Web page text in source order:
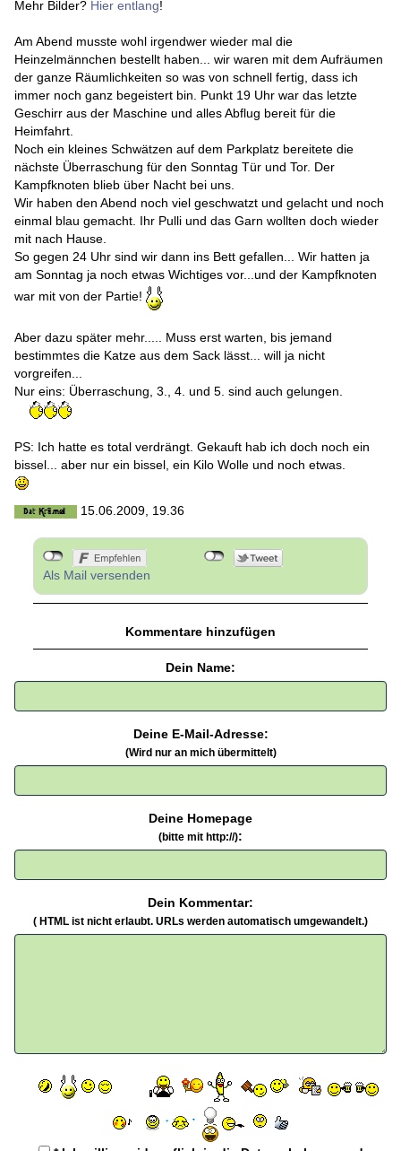
Mehr Bilder? Hier entlang!
Am Abend musste wohl irgendwer wieder mal die
Heinzelmännchen bestellt haben... wir waren mit dem Aufräumen
der ganze Räumlichkeiten so was von schnell fertig, dass ich
immer noch ganz begeistert bin. Punkt 19 Uhr war das letzte
Geschirr aus der Maschine und alles Abflug bereit für die
Heimfahrt.
Noch ein kleines Schwätzen auf dem Parkplatz bereitete die
nächste Überraschung für den Sonntag Tür und Tor. Der
Kampfknoten blieb über Nacht bei uns.
Wir haben den Abend noch viel geschwatzt und gelacht und noch
einmal blau gemacht. Ihr Pulli und das Garn wollten doch wieder
mit nach Hause.
So gegen 24 Uhr sind wir dann ins Bett gefallen... Wir hatten ja
am Sonntag ja noch etwas Wichtiges vor...und der Kampfknoten
war mit von der Partie!
Aber dazu später mehr..... Muss erst warten, bis jemand
bestimmtes die Katze aus dem Sack lässt... will ja nicht
vorgreifen...
Nur eins: Überraschung, 3., 4. und 5. sind auch gelungen.
PS: Ich hatte es total verdrängt. Gekauft hab ich doch noch ein
bissel... aber nur ein bissel, ein Kilo Wolle und noch etwas.
15.06.2009, 19.36
Als Mail versenden
Kommentare hinzufügen
Dein Name:
Deine E-Mail-Adresse:
(Wird nur an mich übermittelt)
Deine Homepage
(bitte mit http://):
Dein Kommentar:
( HTML ist nicht erlaubt. URLs werden automatisch umgewandelt.)